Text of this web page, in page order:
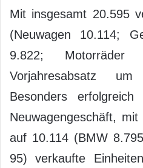
Mit insgesamt 20.595
(Neuwagen 10.114;
9.822;
Vorjahresabsatz
Besonders
Neuwagengeschäft,
auf 10.114 (BMW
95) verkaufte